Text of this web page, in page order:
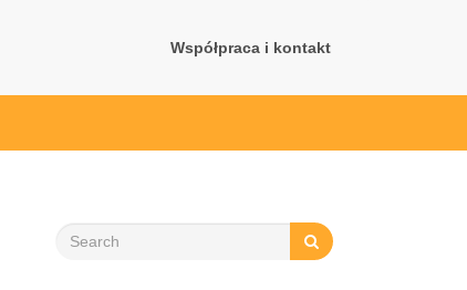
Współpraca i kontakt